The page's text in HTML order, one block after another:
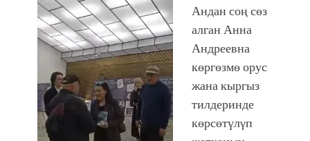
Андан соң сөз
алган Анна
Андреевна
көргөзмө орус
жана кыргыз
тилдеринде
көрсөтүлγп